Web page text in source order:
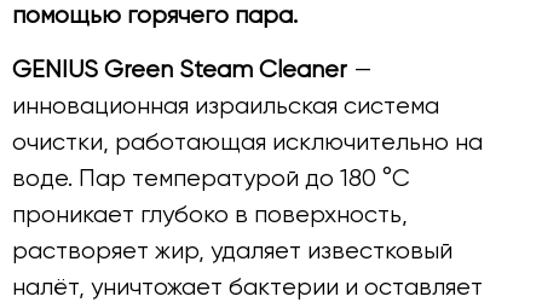
помощью горячего пара.
GENIUS Green Steam Cleaner —
инновационная израильская система
очистки, работающая исключительно на
воде. Пар температурой до 180 °C
проникает глубоко в поверхность,
растворяет жир, удаляет известковый
налёт, уничтожает бактерии и оставляет